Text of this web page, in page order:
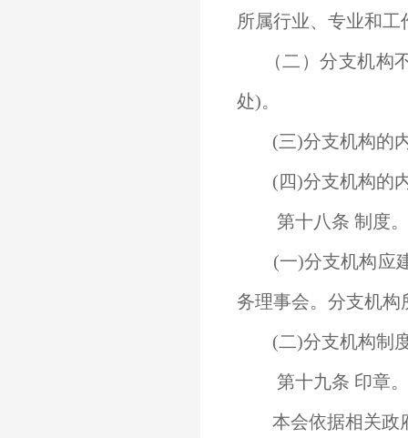
所属行业、专业和工
（二）分支机构
处)。
(三)分支机构的
(四)分支机构的
第十八条 制度。
(一)分支机构应
务理事会。分支机构
(二)分支机构制
第十九条 印章。
本会依据相关政